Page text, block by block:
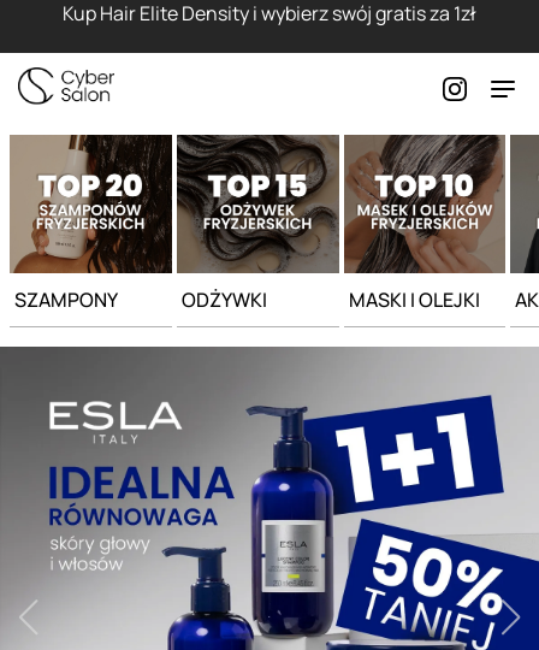
Kup Hair Elite Density i wybierz swój gratis za 1zł
SZAMPONY ODŻYWKI MASKI I OLEJKI
Strona główna - Cyber Salon